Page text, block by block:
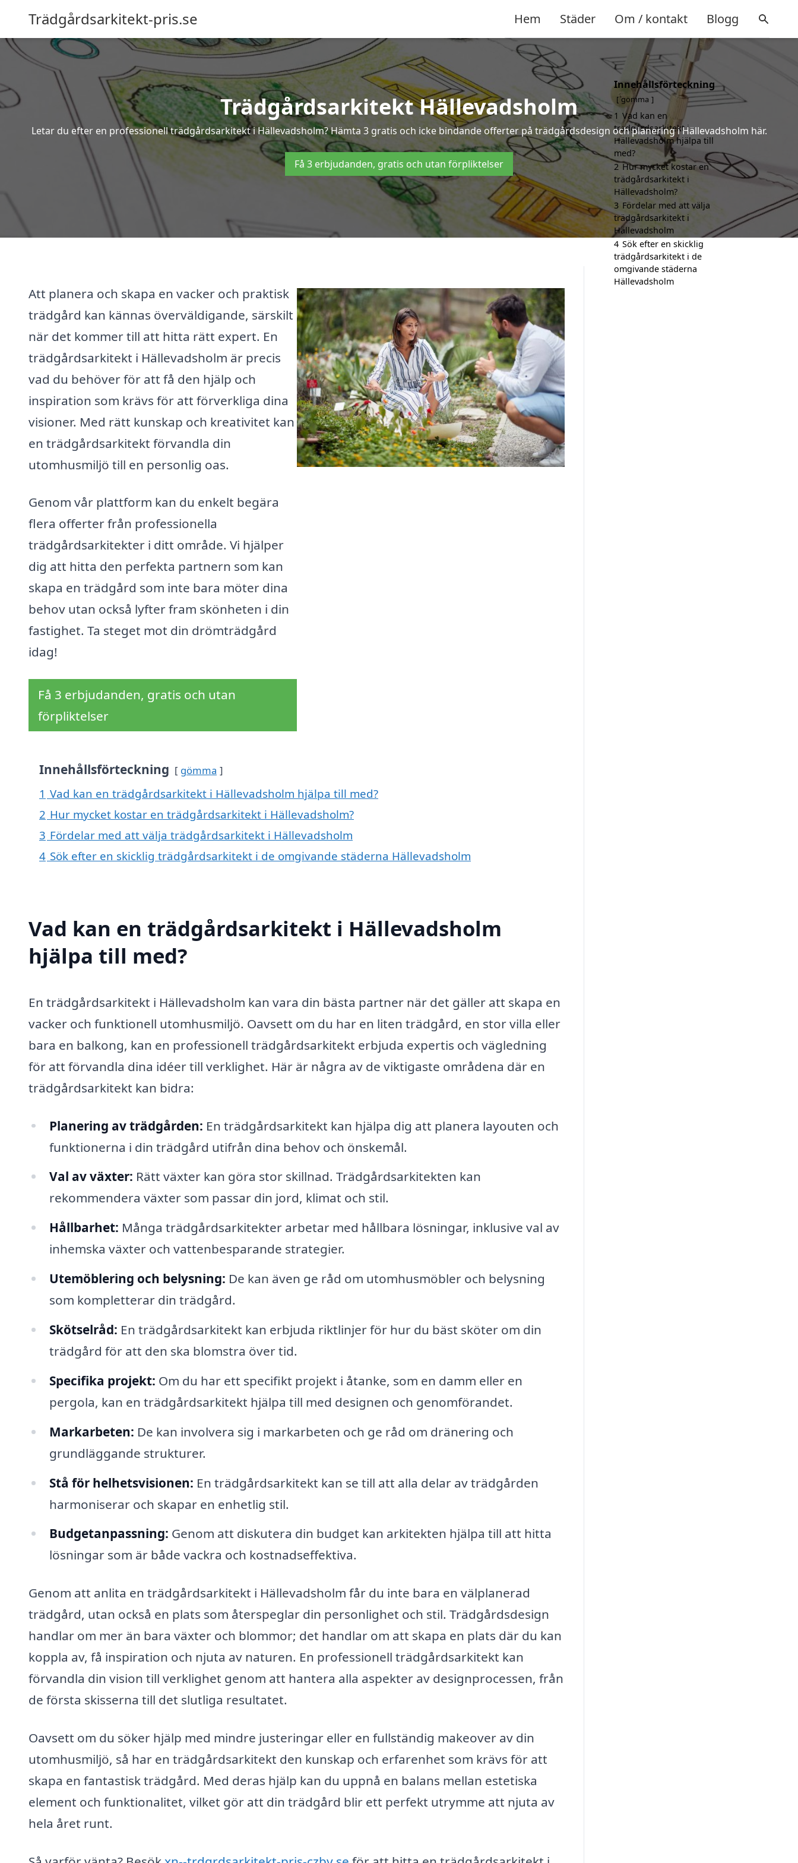
Trädgårdsarkitekt-pris.se Hem Städer Om / kontakt Blogg
Trädgårdsarkitekt Hällevadsholm
Letar du efter en professionell trädgårdsarkitekt i Hällevadsholm? Hämta 3 gratis och icke bindande offerter på trädgårdsdesign och planering i Hällevadsholm här.
Få 3 erbjudanden, gratis och utan förpliktelser
Att planera och skapa en vacker och praktisk
trädgård kan kännas överväldigande, särskilt
när det kommer till att hitta rätt expert. En
trädgårdsarkitekt i Hällevadsholm är precis
vad du behöver för att få den hjälp och
inspiration som krävs för att förverkliga dina
visioner. Med rätt kunskap och kreativitet kan
en trädgårdsarkitekt förvandla din
utomhusmiljö till en personlig oas.
Genom vår plattform kan du enkelt begära
flera offerter från professionella
trädgårdsarkitekter i ditt område. Vi hjälper
dig att hitta den perfekta partnern som kan
skapa en trädgård som inte bara möter dina
behov utan också lyfter fram skönheten i din
fastighet. Ta steget mot din drömträdgård
idag!
Få 3 erbjudanden, gratis och utan
förpliktelser
Innehållsförteckning gömma
1 Vad kan en trädgårdsarkitekt i Hällevadsholm hjälpa till med?
2 Hur mycket kostar en trädgårdsarkitekt i Hällevadsholm?
3 Fördelar med att välja trädgårdsarkitekt i Hällevadsholm
4 Sök efter en skicklig trädgårdsarkitekt i de omgivande städerna Hällevadsholm
Vad kan en trädgårdsarkitekt i Hällevadsholm
hjälpa till med?
En trädgårdsarkitekt i Hällevadsholm kan vara din bästa partner när det gäller att skapa en
vacker och funktionell utomhusmiljö. Oavsett om du har en liten trädgård, en stor villa eller
bara en balkong, kan en professionell trädgårdsarkitekt erbjuda expertis och vägledning
för att förvandla dina idéer till verklighet. Här är några av de viktigaste områdena där en
trädgårdsarkitekt kan bidra:
Planering av trädgården: En trädgårdsarkitekt kan hjälpa dig att planera layouten och
funktionerna i din trädgård utifrån dina behov och önskemål.
Val av växter: Rätt växter kan göra stor skillnad. Trädgårdsarkitekten kan
rekommendera växter som passar din jord, klimat och stil.
Hållbarhet: Många trädgårdsarkitekter arbetar med hållbara lösningar, inklusive val av
inhemska växter och vattenbesparande strategier.
Utemöblering och belysning: De kan även ge råd om utomhusmöbler och belysning
som kompletterar din trädgård.
Skötselråd: En trädgårdsarkitekt kan erbjuda riktlinjer för hur du bäst sköter om din
trädgård för att den ska blomstra över tid.
Specifika projekt: Om du har ett specifikt projekt i åtanke, som en damm eller en
pergola, kan en trädgårdsarkitekt hjälpa till med designen och genomförandet.
Markarbeten: De kan involvera sig i markarbeten och ge råd om dränering och
grundläggande strukturer.
Stå för helhetsvisionen: En trädgårdsarkitekt kan se till att alla delar av trädgården
harmoniserar och skapar en enhetlig stil.
Budgetanpassning: Genom att diskutera din budget kan arkitekten hjälpa till att hitta
lösningar som är både vackra och kostnadseffektiva.
Genom att anlita en trädgårdsarkitekt i Hällevadsholm får du inte bara en välplanerad
trädgård, utan också en plats som återspeglar din personlighet och stil. Trädgårdsdesign
handlar om mer än bara växter och blommor; det handlar om att skapa en plats där du kan
koppla av, få inspiration och njuta av naturen. En professionell trädgårdsarkitekt kan
förvandla din vision till verklighet genom att hantera alla aspekter av designprocessen, från
de första skisserna till det slutliga resultatet.
Oavsett om du söker hjälp med mindre justeringar eller en fullständig makeover av din
utomhusmiljö, så har en trädgårdsarkitekt den kunskap och erfarenhet som krävs för att
skapa en fantastisk trädgård. Med deras hjälp kan du uppnå en balans mellan estetiska
element och funktionalitet, vilket gör att din trädgård blir ett perfekt utrymme att njuta av
hela året runt.
Innehållsförteckning
gömma
1 Vad kan en
trädgårdsarkitekt i
Hällevadsholm hjälpa till
med?
2 Hur mycket kostar en
trädgårdsarkitekt i
Hällevadsholm?
3 Fördelar med att välja
trädgårdsarkitekt i
Hällevadsholm
4 Sök efter en skicklig
trädgårdsarkitekt i de
omgivande städerna
Hällevadsholm